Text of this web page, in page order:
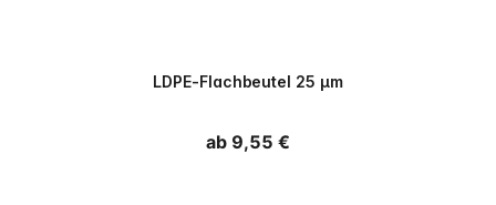
LDPE-Flachbeutel 25 µm
Normaler Preis
ab 9,55 €